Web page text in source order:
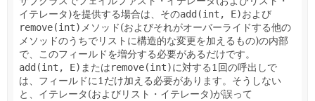
イテレータ)を提供する場合は、そのadd(int, E)および
remove(int) メソッド(およびそれがオーバーライドする他の
メソッドのうちでリストに構造的な変更を加えるもの)の内部
で、このフィールドを増分する必要があるだけです。
add(int, E) またはremove(int)に対する1回の呼出しで
は、フィールドに1だけ加える必要があります。そうしない
と、イテレータ(およびリスト・イテレータ)が誤って